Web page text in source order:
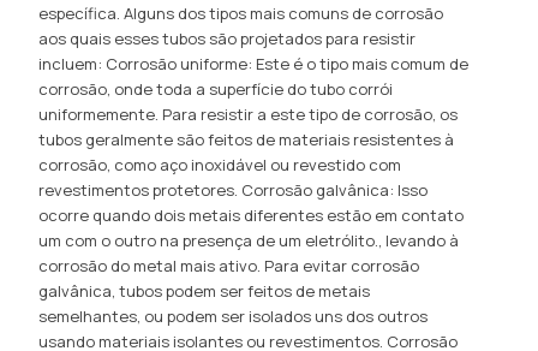
específica. Alguns dos tipos mais comuns de corrosão
aos quais esses tubos são projetados para resistir
incluem: Corrosão uniforme: Este é o tipo mais comum de
corrosão, onde toda a superfície do tubo corrói
uniformemente. Para resistir a este tipo de corrosão, os
tubos geralmente são feitos de materiais resistentes à
corrosão, como aço inoxidável ou revestido com
revestimentos protetores. Corrosão galvânica: Isso
ocorre quando dois metais diferentes estão em contato
um com o outro na presença de um eletrólito., levando à
corrosão do metal mais ativo. Para evitar corrosão
galvânica, tubos podem ser feitos de metais
semelhantes, ou podem ser isolados uns dos outros
usando materiais isolantes ou revestimentos. Corrosão